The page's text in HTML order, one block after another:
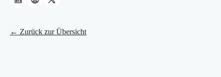
← Zurück zur Übersicht